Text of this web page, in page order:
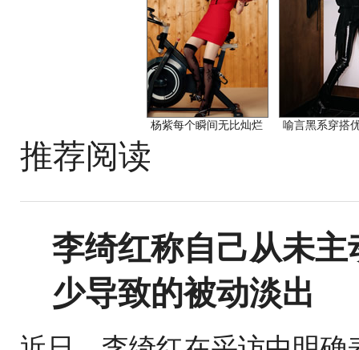
杨紫每个瞬间无比灿烂 喻言黑系穿搭
推荐阅读
李绮红称自己从未
少导致的被动淡出